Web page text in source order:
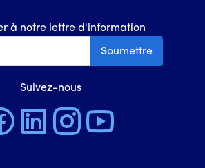
à notre lettre d'information
Soumettre
Suivez-nous